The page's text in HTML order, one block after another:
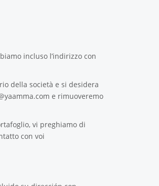
incluso l’indirizzo con
della società e si desidera
e rimuoveremo
vi preghiamo di
con voi